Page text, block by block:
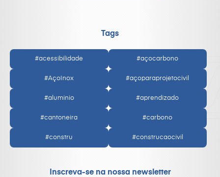
Tags
#acessibilidade #açocarbono
#AçoInox #açoparaprojetocivil
#aluminio #aprendizado
#cantoneira #carbono
#constru #construcaocivil
Inscreva-se na nossa newsletter